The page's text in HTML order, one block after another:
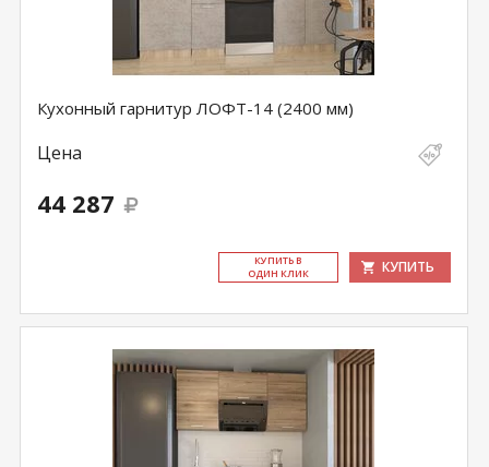
Кухонный гарнитур ЛОФТ-14 (2400 мм)
Цена
44 287
КУ­ПИТЬ В
ОДИН КЛИК
КУПИТЬ